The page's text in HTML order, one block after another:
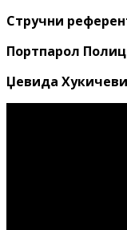
Стручни
Портпарол
Џевида